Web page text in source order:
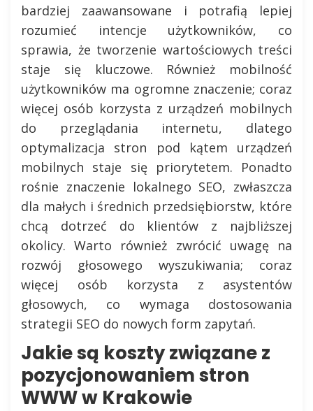
bardziej zaawansowane i potrafią lepiej
rozumieć intencje użytkowników, co
sprawia, że tworzenie wartościowych treści
staje się kluczowe. Również mobilność
użytkowników ma ogromne znaczenie; coraz
więcej osób korzysta z urządzeń mobilnych
do przeglądania internetu, dlatego
optymalizacja stron pod kątem urządzeń
mobilnych staje się priorytetem. Ponadto
rośnie znaczenie lokalnego SEO, zwłaszcza
dla małych i średnich przedsiębiorstw, które
chcą dotrzeć do klientów z najbliższej
okolicy. Warto również zwrócić uwagę na
rozwój głosowego wyszukiwania; coraz
więcej osób korzysta z asystentów
głosowych, co wymaga dostosowania
strategii SEO do nowych form zapytań.
Jakie są koszty związane z
pozycjonowaniem stron
WWW w Krakowie